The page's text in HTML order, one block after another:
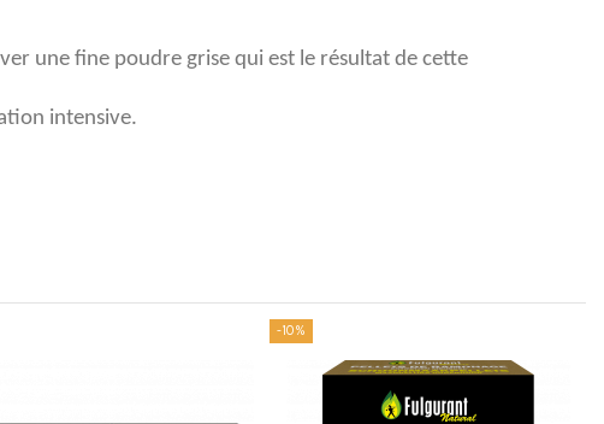
une fine poudre grise qui est le résultat de cette
intensive.
-10%